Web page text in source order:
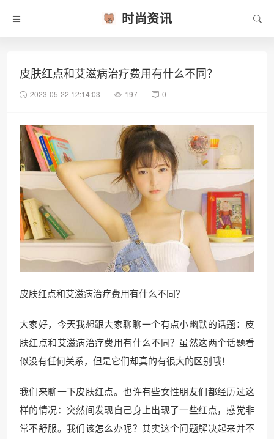
时尚资讯
皮肤红点和艾滋病治疗费用有什么不同？
2023-05-22 12:14:03 197 0
皮肤红点和艾滋病治疗费用有什么不同？
大家好，今天我想跟大家聊聊一个有点小幽默的话题：皮
肤红点和艾滋病治疗费用有什么不同？虽然这两个话题看
似没有任何关系，但是它们却真的有很大的区别哦！
我们来聊一下皮肤红点。也许有些女性朋友们都经历过这
样的情况：突然间发现自己身上出现了一些红点，感觉非
常不舒服。我们该怎么办呢？其实这个问题解决起来并不